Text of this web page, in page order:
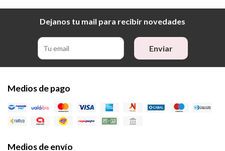
Dejanos tu mail para recibir novedades
Enviar
Medios de pago
Medios de envío